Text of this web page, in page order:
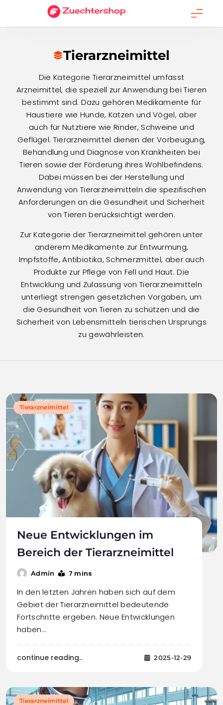
content
Tierarzneimittel
Die Kategorie Tierarzneimittel umfasst
Arzneimittel, die speziell zur Anwendung bei Tieren
bestimmt sind. Dazu gehören Medikamente für
Haustiere wie Hunde, Katzen und Vögel, aber
auch für Nutztiere wie Rinder, Schweine und
Geflügel. Tierarzneimittel dienen der Vorbeugung,
Behandlung und Diagnose von Krankheiten bei
Tieren sowie der Förderung ihres Wohlbefindens.
Dabei müssen bei der Herstellung und
Anwendung von Tierarzneimitteln die spezifischen
Anforderungen an die Gesundheit und Sicherheit
von Tieren berücksichtigt werden.
Zur Kategorie der Tierarzneimittel gehören unter
anderem Medikamente zur Entwurmung,
Impfstoffe, Antibiotika, Schmerzmittel, aber auch
Produkte zur Pflege von Fell und Haut. Die
Entwicklung und Zulassung von Tierarzneimitteln
unterliegt strengen gesetzlichen Vorgaben, um
die Gesundheit von Tieren zu schützen und die
Sicherheit von Lebensmitteln tierischen Ursprungs
zu gewährleisten.
Tierarzneimittel
Neue Entwicklungen im
Bereich der Tierarzneimittel
Admin 7 mins
In den letzten Jahren haben sich auf dem
Gebiet der Tierarzneimittel bedeutende
Fortschritte ergeben. Neue Entwicklungen
haben…
continue reading.. 2025-12-29
Tierarzneimittel